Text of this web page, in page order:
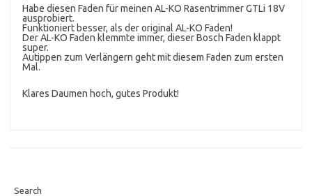
Habe diesen Faden für meinen AL-KO Rasentrimmer GTLi 18V
ausprobiert.
Funktioniert besser, als der original AL-KO Faden!
Der AL-KO Faden klemmte immer, dieser Bosch Faden klappt
super.
Autippen zum Verlängern geht mit diesem Faden zum ersten
Mal.
Klares Daumen hoch, gutes Produkt!
Search